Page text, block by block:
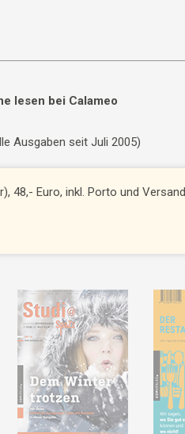
lesen bei Calameo
Ausgaben seit Juli 2005)
48,- Euro, inkl. Porto und Versand